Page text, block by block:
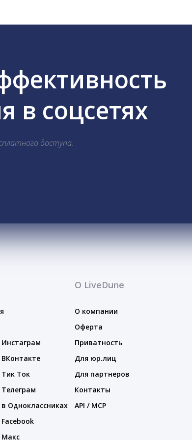
в соцсетях
доступа.
Тик Ток
Одноклассниках
Макс
О LiveDune
О компании
Оферта
Приватность
Для юр.лиц
Для партнеров
Контакты
API / MCP